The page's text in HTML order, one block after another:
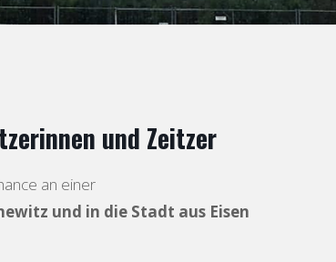
und Zeitzer
an einer
und in die Stadt aus Eisen